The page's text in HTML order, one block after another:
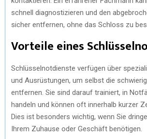
schnell diagnostizieren und den
sicher entfernen, ohne das Schloss zu
Vorteile eines
Schlüsselnotdienste verfügen über
und Ausrüstungen, um selbst die
entfernen. Sie sind darauf trainiert, in
handeln und können oft innerhalb kurzer
Dies ist besonders wichtig, wenn Sie
Ihrem Zuhause oder Geschäft benötigen.